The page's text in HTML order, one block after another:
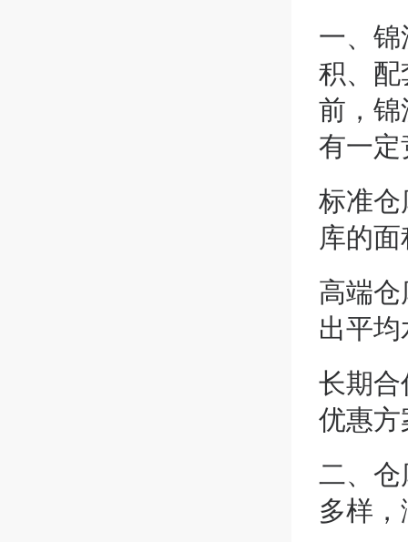
一、
积、
前，
有一
标准
库的
高端
出平
长期
优惠
二、
多样